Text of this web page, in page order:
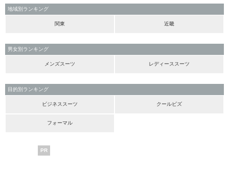
地域別ランキング
関東 近畿
男女別ランキング
メンズスーツ レディーススーツ
目的別ランキング
ビジネススーツ クールビズ
フォーマル
PR